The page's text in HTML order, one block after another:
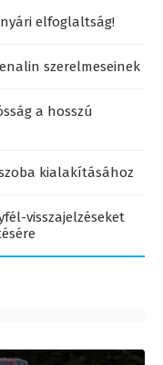
elfoglaltság!
szerelmeseinek
a hosszú
kialakításához
visszajelzéseket